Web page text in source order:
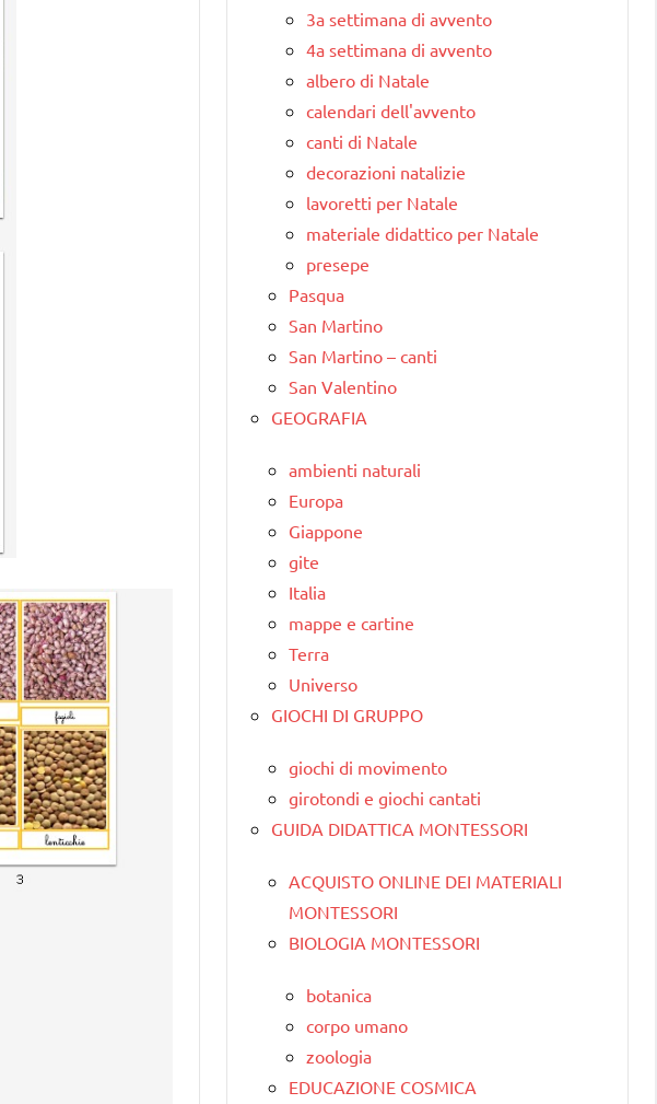
3a settimana di avvento
4a settimana di avvento
albero di Natale
calendari dell'avvento
canti di Natale
decorazioni natalizie
lavoretti per Natale
materiale didattico per Natale
presepe
Pasqua
San Martino
San Martino – canti
San Valentino
GEOGRAFIA
ambienti naturali
Europa
Giappone
gite
Italia
mappe e cartine
Terra
Universo
GIOCHI DI GRUPPO
giochi di movimento
girotondi e giochi cantati
GUIDA DIDATTICA MONTESSORI
ACQUISTO ONLINE DEI MATERIALI
MONTESSORI
BIOLOGIA MONTESSORI
botanica
corpo umano
zoologia
EDUCAZIONE COSMICA